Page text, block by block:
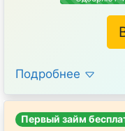
Подробнее
Первый займ